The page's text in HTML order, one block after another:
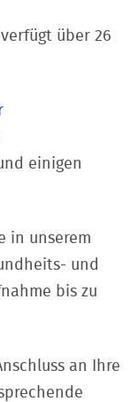
verfügt über 26
einigen
in unserem
und
bis zu
an Ihre